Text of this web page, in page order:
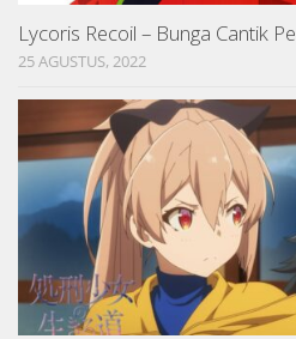
Lycoris Recoil – Bunga Cantik
25 AGUSTUS, 2022